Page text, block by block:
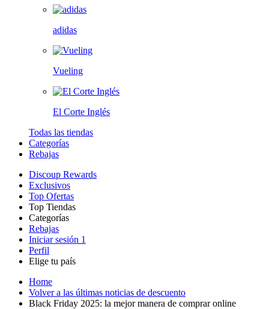
adidas
Vueling
El Corte Inglés
Todas las tiendas
Categorías
Rebajas
Discoup Rewards
Exclusivos
Top Ofertas
Top Tiendas
AliExpress
Categorías
Electrónica e
Rebajas
Iniciar sesión 1
Perfil
Elige tu país
States
Home
Volver a las últimas noticias de descuento
Black Friday 2025: la mejor manera de comprar online